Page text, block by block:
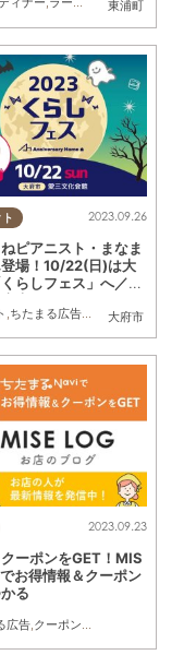
東浦町
大府市
2023.09.26
ピアニスト・まなま
場！10/22(日)は大
らしフェス」へ／ち
,ちたまる広告,親子,家族,友人
族
2023.09.23
ーポンをGET！MIS
お得情報＆クーポン
る
広告, クーポン